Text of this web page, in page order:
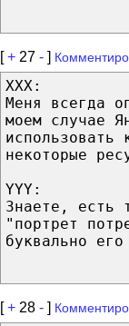
[+ 27 - ]
XXX:
Меня всегда
моем случае
некоторые
YYY:
Знаете, есть
"портрет
буквально
[+ 28 - ]